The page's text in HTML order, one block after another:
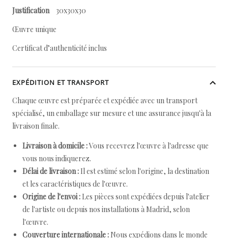
Justification
30x30x30
Œuvre unique
Certificat d’authenticité inclus
EXPÉDITION ET TRANSPORT
Chaque œuvre est préparée et expédiée avec un transport
spécialisé, un emballage sur mesure et une assurance jusqu'à la
livraison finale.
Livraison à domicile :Vous recevrez l'œuvre à l'adresse que
vous nous indiquerez.
Délai de livraison : Il est estimé selon l'origine, la destination
et les caractéristiques de l'œuvre.
Origine de l'envoi : Les pièces sont expédiées depuis l'atelier
de l'artiste ou depuis nos installations à Madrid, selon
l'œuvre.
Couverture internationale : Nous expédions dans le monde